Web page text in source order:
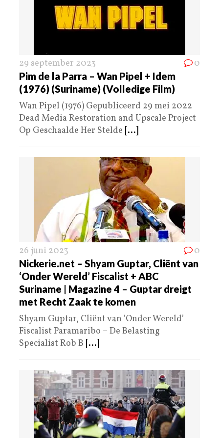
29 september 2023 0
Pim de la Parra – Wan Pipel + Idem
(1976) (Suriname) (Volledige Film)
Wan Pipel (1976) Gepubliceerd 29 mei 2022
Dead Media Restoration and Upscale Project
Op Geschaalde Her Stelde [...]
26 juni 2023 0
Nickerie.net – Shyam Guptar, Cliënt van
‘Onder Wereld’ Fiscalist + ABC
Suriname | Magazine 4 – Guptar dreigt
met Recht Zaak te komen
Shyam Guptar, Cliënt van ‘Onder Wereld’
Fiscalist Paramaribo – De Belasting
Specialist Rob B [...]